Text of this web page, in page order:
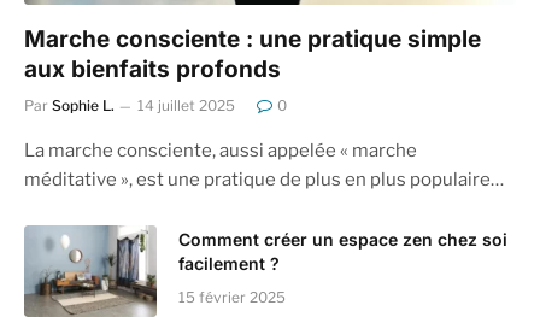
Marche consciente : une pratique simple
aux bienfaits profonds
Par Sophie L. 14 juillet 2025 0
La marche consciente, aussi appelée « marche
méditative », est une pratique de plus en plus populaire…
Comment créer un espace zen chez soi
facilement ?
15 février 2025